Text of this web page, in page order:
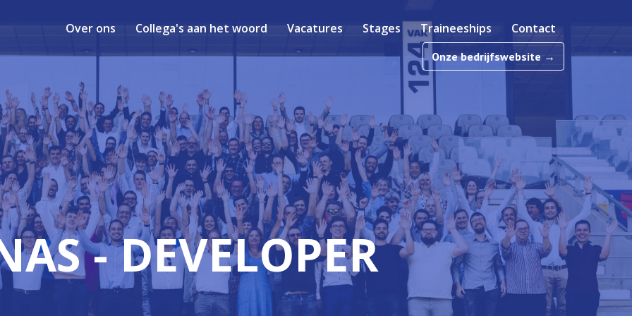
Over ons Collega's aan het woord Vacatures Stages Traineeships Contact
Onze bedrijfswebsite →
- DEVELOPER